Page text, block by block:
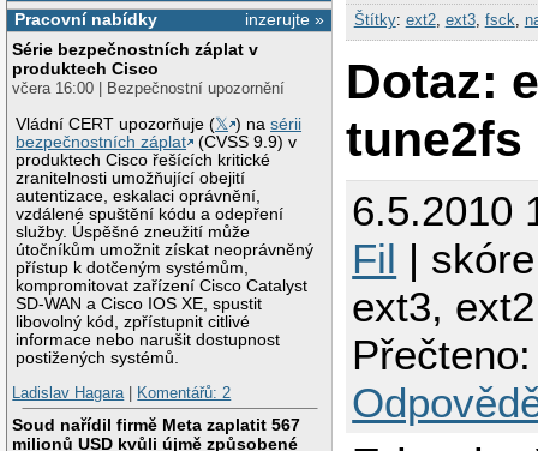
inzerujte »
Pracovní nabídky
Série bezpečnostních záplat v
produktech Cisco
včera 16:00 | Bezpečnostní upozornění
Vládní CERT upozorňuje (𝕏 ) nasérii
bezpečnostních záplat
(CVSS 9.9) v
produktech Cisco řešících kritické
zranitelnosti umožňující obejití
autentizace, eskalaci oprávnění,
vzdálené spuštění kódu a odepření
služby. Úspěšné zneužití může
útočníkům umožnit získat neoprávněný
přístup k dotčeným systémům,
kompromitovat zařízení Cisco Catalyst
SD-WAN a Cisco IOS XE, spustit
libovolný kód, zpřístupnit citlivé
informace nebo narušit dostupnost
postižených systémů.
Ladislav Hagara| Komentářů: 2
Soud nařídil firmě Meta zaplatit 567
milionů USD kvůli újmě způsobené
Štítky: ext2, ext3, fsck
Dotaz:
tune2fs
6.5.2010
Fil |
ext3,